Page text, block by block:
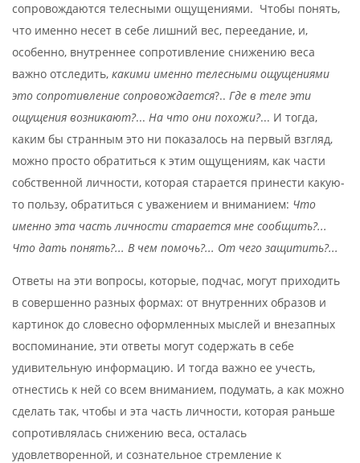
сопровождаются телесными ощущениями. Чтобы понять,
что именно несет в себе лишний вес, переедание, и,
особенно, внутреннее сопротивление снижению веса
важно отследить, какими именно телесными ощущениями
это сопротивление сопровождается?.. Где в теле эти
ощущения возникают?... На что они похожи?... И тогда,
каким бы странным это ни показалось на первый взгляд,
можно просто обратиться к этим ощущениям, как части
собственной личности, которая старается принести какую-
то пользу, обратиться с уважением и вниманием: Что
именно эта часть личности старается мне сообщить?...
Что дать понять?... В чем помочь?... От чего защитить?...
Ответы на эти вопросы, которые, подчас, могут приходить
в совершенно разных формах: от внутренних образов и
картинок до словесно оформленных мыслей и внезапных
воспоминание, эти ответы могут содержать в себе
удивительную информацию. И тогда важно ее учесть,
отнестись к ней со всем вниманием, подумать, а как можно
сделать так, чтобы и эта часть личности, которая раньше
сопротивлялась снижению веса, осталась
удовлетворенной, и сознательное стремление к